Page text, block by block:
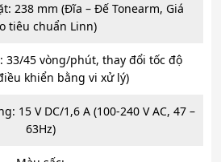
238 mm (Đĩa – Đế Tonearm, Giá
tiêu chuẩn Linn)
33/45 vòng/phút, thay đổi tốc độ
khiển bằng vi xử lý)
15 V DC/1,6 A (100-240 V AC, 47 –
63Hz)